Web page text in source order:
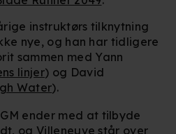
instruktørs tilknytning
nye, og han har tidligere
sammen med Yann
linjer) og David
Water).
ender med at tilbyde
og Villeneuve står over